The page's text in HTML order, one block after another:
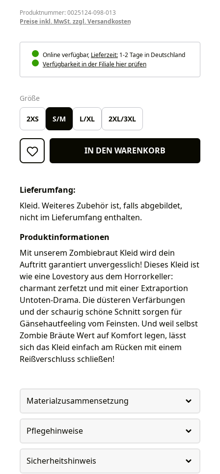
Produktnummer: 0025124-098-013
Preise inkl. MwSt. zzgl. Versandkosten
Online verfügbar, Lieferzeit: 1-2 Tage in Deutschland
Verfügbarkeit in der Filiale hier prüfen
Größe
2XS S/M L/XL 2XL/3XL
IN DEN WARENKORB
Lieferumfang:
Kleid. Weiteres Zubehör ist, falls abgebildet,
nicht im Lieferumfang enthalten.
Produktinformationen
Mit unserem Zombiebraut Kleid wird dein
Auftritt garantiert unvergesslich! Dieses Kleid ist
wie eine Lovestory aus dem Horrorkeller:
charmant zerfetzt und mit einer Extraportion
Untoten-Drama. Die düsteren Verfärbungen
und der schaurig schöne Schnitt sorgen für
Gänsehautfeeling vom Feinsten. Und weil selbst
Zombie Bräute Wert auf Komfort legen, lässt
sich das Kleid einfach am Rücken mit einem
Reißverschluss schließen!
Materialzusammensetzung
Pflegehinweise
Sicherheitshinweis